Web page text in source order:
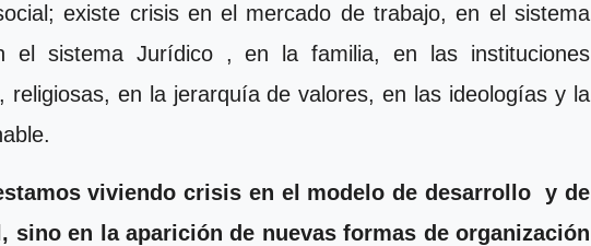
existe crisis en el mercado de trabajo, en el sistema
el sistema Jurídico , en la familia, en las instituciones
religiosas, en la jerarquía de valores, en las ideologías y la
viviendo crisis en el modelo de desarrolloy de
sino en la aparición de nuevas formas de organización